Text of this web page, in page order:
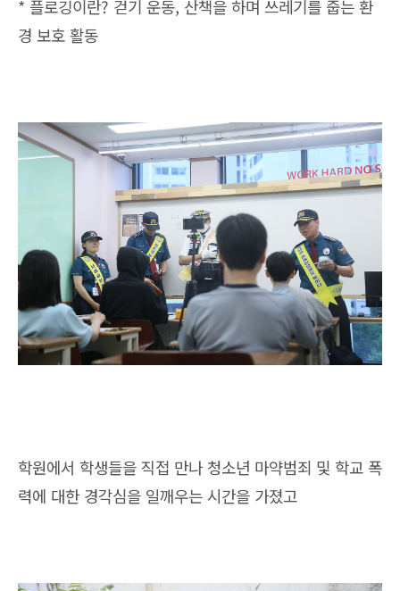
* 플로깅이란? 걷기 운동, 산책을 하며 쓰레기를 줍는 환
경 보호 활동
학원에서 학생들을 직접 만나 청소년 마약범죄 및 학교 폭
력에 대한 경각심을 일깨우는 시간을 가졌고